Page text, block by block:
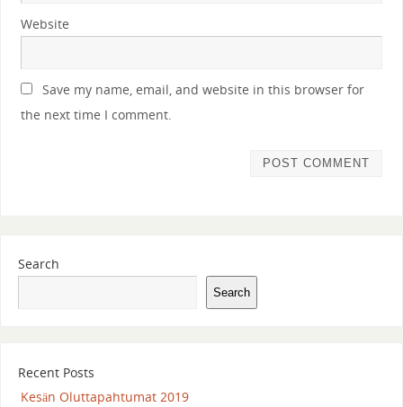
Website
Save my name, email, and website in this browser for
the next time I comment.
Search
Search
Recent Posts
Kesän Oluttapahtumat 2019